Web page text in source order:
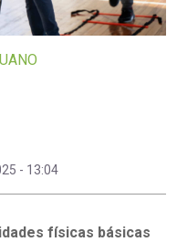
- 13:04
físicas básicas